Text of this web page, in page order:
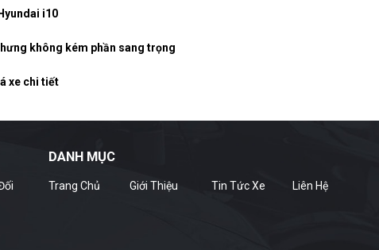
i10
không kém phần sang trọng
xe chi tiết
DANH MỤC
Trang Chủ Giới Thiệu Tin Tức Xe Liên Hệ